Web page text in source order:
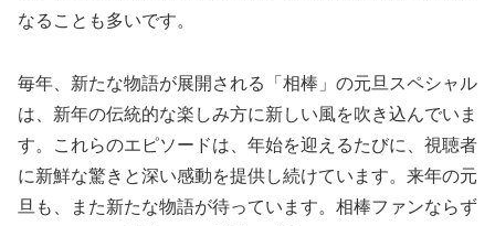
なることも多いです。
毎年、新たな物語が展開される「相棒」の元旦スペシャル
は、新年の伝統的な楽しみ方に新しい風を吹き込んでいま
す。これらのエピソードは、年始を迎えるたびに、視聴者
に新鮮な驚きと深い感動を提供し続けています。来年の元
旦も、また新たな物語が待っています。相棒ファンならず